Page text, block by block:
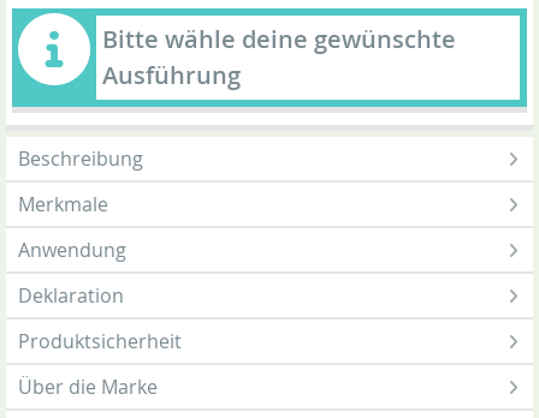
Bitte wähle deine gewünschte
Ausführung
Beschreibung
Merkmale
Anwendung
Deklaration
Produktsicherheit
Über die Marke